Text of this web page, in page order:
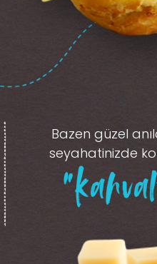
Bazen güzel
seyahatinizde